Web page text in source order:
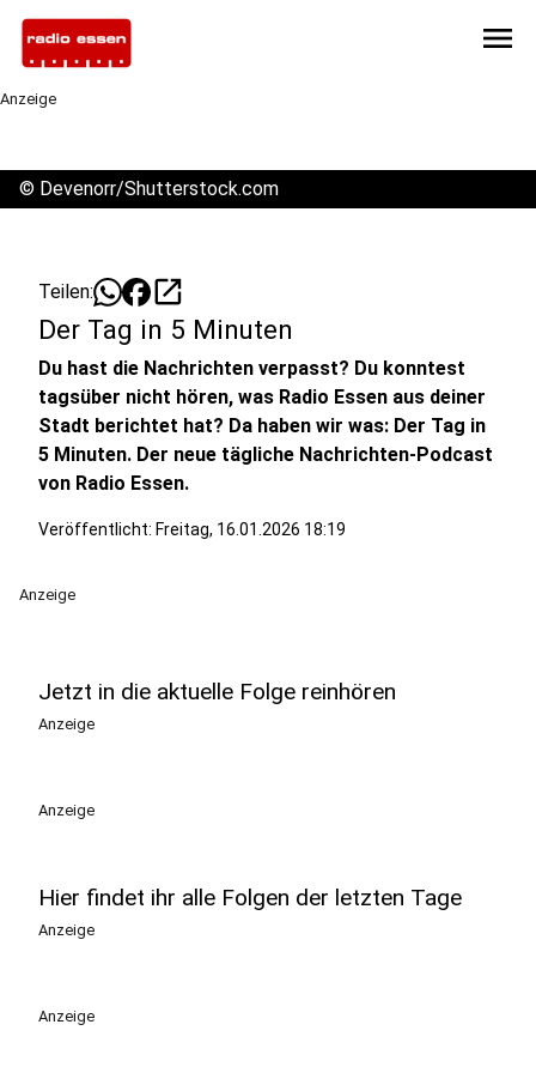
menu
Anzeige
© Devenorr/Shutterstock.com
Teilen: open_in_new
Der Tag in 5 Minuten
Du hast die Nachrichten verpasst? Du konntest
tagsüber nicht hören, was Radio Essen aus deiner
Stadt berichtet hat? Da haben wir was: Der Tag in
5 Minuten. Der neue tägliche Nachrichten-Podcast
von Radio Essen.
Veröffentlicht: Freitag, 16.01.2026 18:19
Anzeige
Jetzt in die aktuelle Folge reinhören
Anzeige
Anzeige
Hier findet ihr alle Folgen der letzten Tage
Anzeige
Anzeige